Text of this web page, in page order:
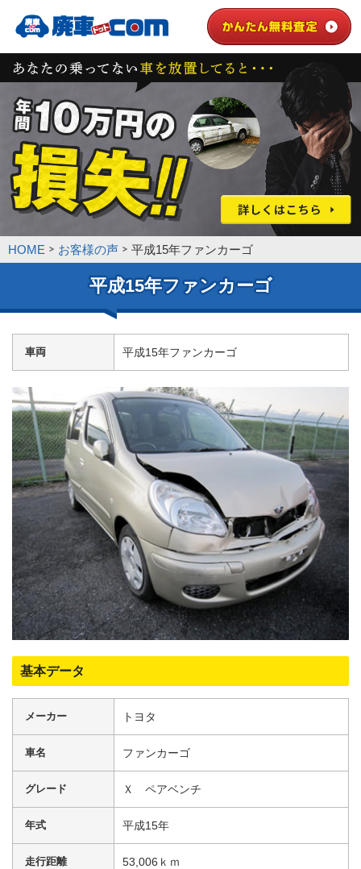
HOME お客様の声 平成15年ファンカーゴ
平成15年ファンカーゴ
車両 平成15年ファンカーゴ
基本データ
メーカー トヨタ
車名 ファンカーゴ
グレード Ｘ ペアベンチ
年式 平成15年
走行距離 53,006ｋｍ